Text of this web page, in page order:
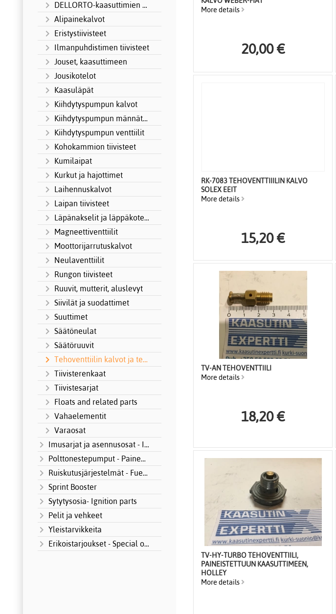
DELLORTO-kaasuttimien varaosat
Alipainekalvot
Eristystiivisteet
Ilmanpuhdistimen tiivisteet
Jouset, kaasuttimeen
Jousikotelot
Kaasuläpät
Kiihdytyspumpun kalvot
Kiihdytyspumpun männät ja kumit
Kiihdytyspumpun venttiilit
Kohokammion tiivisteet
Kumilaipat
Kurkut ja hajottimet
Laihennuskalvot
Laipan tiivisteet
Läpänakselit ja läppäkotelot
Magneettiventtiilit
Moottorijarrutuskalvot
Neulaventtiilit
Rungon tiivisteet
Ruuvit, mutterit, aluslevyt
Siivilät ja suodattimet
Suuttimet
Säätöneulat
Säätöruuvit
Tehoventtiilin kalvot ja tehoventtiilit
Tiivisterenkaat
Tiivistesarjat
Floats and related parts
Vahaelementit
Varaosat
Imusarjat ja asennusosat - Intake manifo
Polttonestepumput - Paineensäätimet
Ruiskutusjärjestelmät - Fuel Injection
Sprint Booster
Sytytysosia- Ignition parts
Pelit ja vehkeet
Yleistarvikkeita
Erikoistarjoukset - Special offers
More details
20,00 €
RK-7083 TEHOVENTTIIILIN KALVO
SOLEX EEIT
More details
15,20 €
TV-AN TEHOVENTTIILI
More details
18,20 €
TV-HY-TURBO TEHOVENTTIILI,
PAINEISTETTUUN KAASUTTIMEEN,
HOLLEY
More details